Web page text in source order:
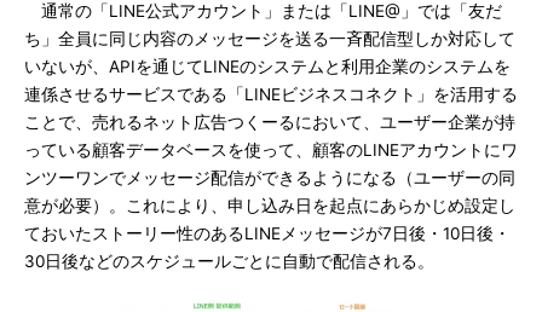
通常の「LINE公式アカウント」または「LINE@」では「友だ
ち」全員に同じ内容のメッセージを送る一斉配信型しか対応して
いないが、APIを通じてLINEのシステムと利用企業のシステムを
連係させるサービスである「LINEビジネスコネクト」を活用する
ことで、売れるネット広告つくーるにおいて、ユーザー企業が持
っている顧客データベースを使って、顧客のLINEアカウントにワ
ンツーワンでメッセージ配信ができるようになる（ユーザーの同
意が必要）。これにより、申し込み日を起点にあらかじめ設定し
ておいたストーリー性のあるLINEメッセージが7日後・10日後・
30日後などのスケジュールごとに自動で配信される。